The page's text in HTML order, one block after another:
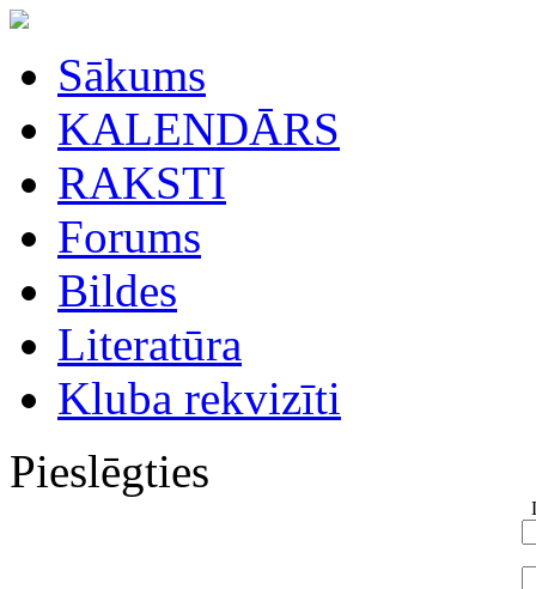
Sākums
KALENDĀRS
RAKSTI
Forums
Bildes
Literatūra
Kluba rekvizīti
Pieslēgties